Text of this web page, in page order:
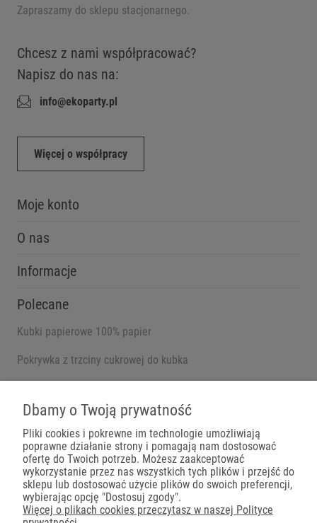
Zapraszamy do sklepu stacjonarnego.
Chcesz z nami współpracować?
Napisz do nas na:
info@ekoparty.pl
Więcej o współpracy
Moje konto
O nas
Informacje
Polecane
Kubki papierowe 100% papier
Pokrywka z trzciny cukrowej do kubka
Płatności
Dbamy o Twoją prywatność
Pliki cookies i pokrewne im technologie umożliwiają
poprawne działanie strony i pomagają nam dostosować
ofertę do Twoich potrzeb. Możesz zaakceptować
wykorzystanie przez nas wszystkich tych plików i przejść do
sklepu lub dostosować użycie plików do swoich preferencji,
wybierając opcję "Dostosuj zgody".
Więcej o plikach cookies przeczytasz w naszej Polityce